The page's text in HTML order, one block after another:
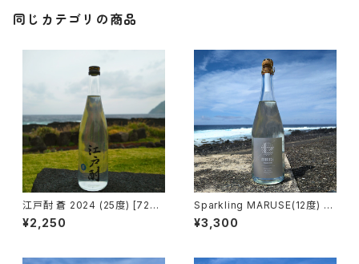
同じカテゴリの商品
江戸酎 蒼 2024 (25度) [720
ml]
¥2,250
Sparkling MARUSE(12度) [7
20ml]
¥3,300